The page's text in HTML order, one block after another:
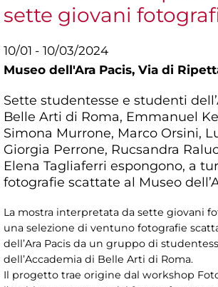
sette giovani
10/01 - 10/03/2024
Museo dell'Ara Pacis, Via di
Sette studentesse e studenti
Belle Arti di Roma, Emmanuel
Simona Murrone, Marco Orsini,
Giorgia Perrone, Rucsandra
Elena Tagliaferri espongono, a
fotografie scattate al Museo
La mostra interpretata da sette giovani
una selezione di ventuno fotografie
dell’Ara Pacis da un gruppo di
dell’Accademia di Belle Arti di Roma.
Il progetto trae origine dal workshop